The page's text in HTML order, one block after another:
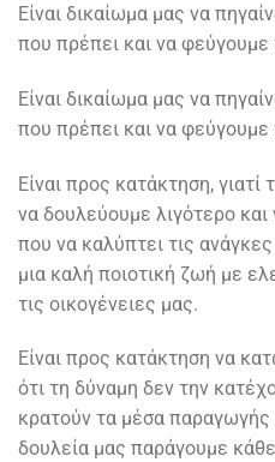
Είναι δικαίωμα μας να
που πρέπει και να
Είναι δικαίωμα μας να
που πρέπει και να
Είναι προς κατάκτηση, γιατί
να δουλεύουμε λιγότερο
που να καλύπτει τις
μια καλή ποιοτική ζωή με
τις οικογένειες μας.
Είναι προς κατάκτηση να
ότι τη δύναμη δεν την
κρατούν τα μέσα παραγωγής
δουλεία μας παράγουμε